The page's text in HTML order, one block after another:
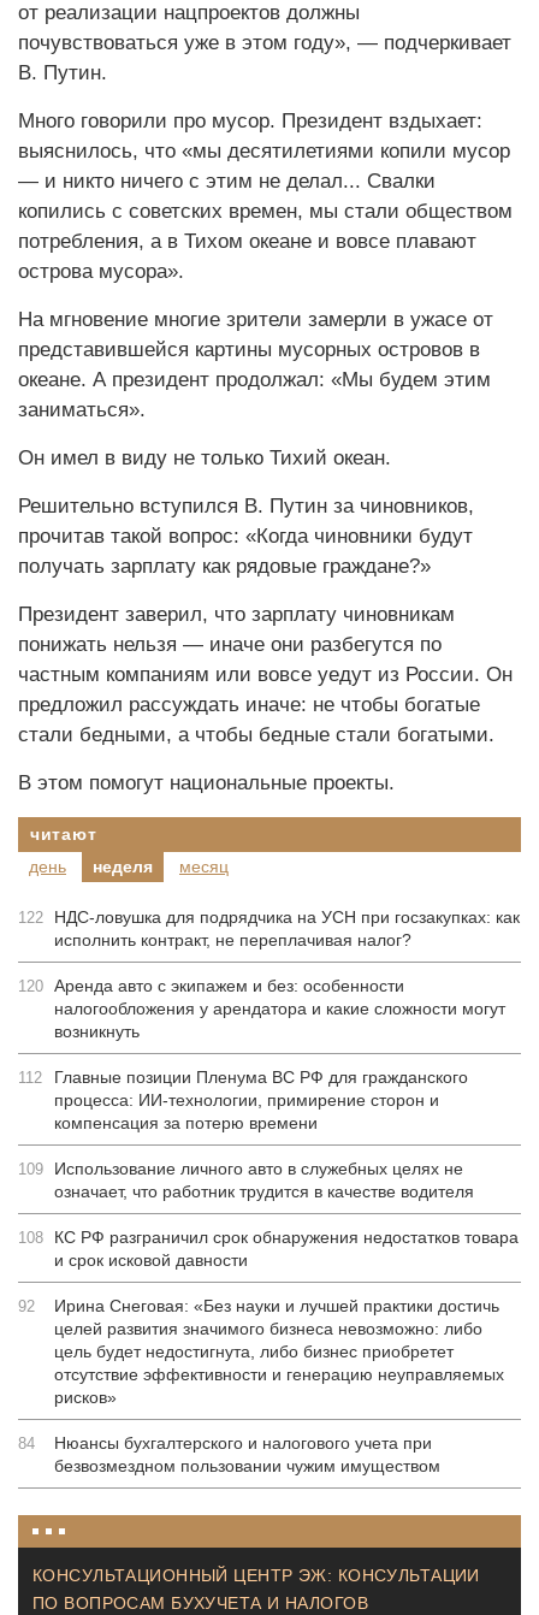
от реализации нацпроектов должны
почувствоваться уже в этом году», — подчеркивает
В. Путин.
Много говорили про мусор. Президент вздыхает:
выяснилось, что «мы десятилетиями копили мусор
— и никто ничего с этим не делал... Свалки
копились с советских времен, мы стали обществом
потребления, а в Тихом океане и вовсе плавают
острова мусора».
На мгновение многие зрители замерли в ужасе от
представившейся картины мусорных островов в
океане. А президент продолжал: «Мы будем этим
заниматься».
Он имел в виду не только Тихий океан.
Решительно вступился В. Путин за чиновников,
прочитав такой вопрос: «Когда чиновники будут
получать зарплату как рядовые граждане?»
Президент заверил, что зарплату чиновникам
понижать нельзя — иначе они разбегутся по
частным компаниям или вовсе уедут из России. Он
предложил рассуждать иначе: не чтобы богатые
стали бедными, а чтобы бедные стали богатыми.
В этом помогут национальные проекты.
читают
день
неделя месяц
122
НДС-ловушка для подрядчика на УСН при госзакупках: как
исполнить контракт, не переплачивая налог?
120 Аренда авто с экипажем и без: особенности
налогообложения у арендатора и какие сложности могут
возникнуть
112
Главные позиции Пленума ВС РФ для гражданского
процесса: ИИ-технологии, примирение сторон и
компенсация за потерю времени
109
Использование личного авто в служебных целях не
означает, что работник трудится в качестве водителя
108
КС РФ разграничил срок обнаружения недостатков товара
и срок исковой давности
92
Ирина Снеговая: «Без науки и лучшей практики достичь
целей развития значимого бизнеса невозможно: либо
цель будет недостигнута, либо бизнес приобретет
отсутствие эффективности и генерацию неуправляемых
рисков»
84
Нюансы бухгалтерского и налогового учета при
безвозмездном пользовании чужим имуществом
КОНСУЛЬТАЦИОННЫЙ ЦЕНТР ЭЖ: КОНСУЛЬТАЦИИ
ПО ВОПРОСАМ БУХУЧЕТА И НАЛОГОВ